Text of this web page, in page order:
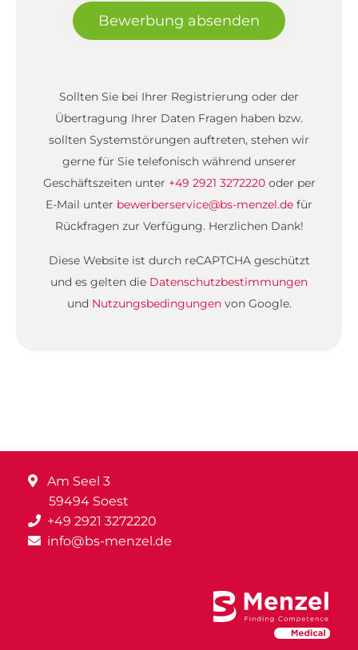
Bewerbung absenden
Sollten Sie bei Ihrer Registrierung oder der
Übertragung Ihrer Daten Fragen haben bzw.
sollten Systemstörungen auftreten, stehen wir
gerne für Sie telefonisch während unserer
Geschäftszeiten unter +49 2921 3272220oder per
E-Mail unter bewerberservice@bs-menzel.de für
Rückfragen zur Verfügung. Herzlichen Dank!
Diese Website ist durch reCAPTCHA geschützt
und es gelten die Datenschutzbestimmungen
und Nutzungsbedingungenvon Google.
Am Seel 3
59494 Soest
+49 2921 3272220
info@bs-menzel.de